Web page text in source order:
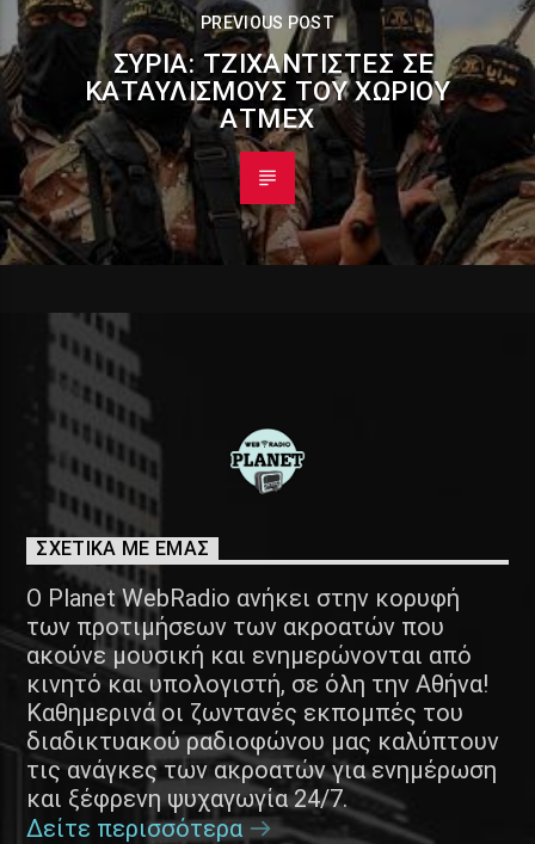
PREVIOUS POST
ΣΥΡΊΑ: ΤΖΙΧΑΝΤΙΣΤΈΣ ΣΕ
ΚΑΤΑΥΛΙΣΜΟΎΣ ΤΟΥ ΧΩΡΙΟΎ
ΑΤΜΈΧ
ΣΧΕΤΙΚΑ ΜΕ ΕΜΑΣ
Ο Planet WebRadio ανήκει στην κορυφή
των προτιμήσεων των ακροατών που
ακούνε μουσική και ενημερώνονται από
κινητό και υπολογιστή, σε όλη την Αθήνα!
Καθημερινά οι ζωντανές εκπομπές του
διαδικτυακού ραδιοφώνου μας καλύπτουν
τις ανάγκες των ακροατών για ενημέρωση
και ξέφρενη ψυχαγωγία 24/7.
Δείτε περισσότερα